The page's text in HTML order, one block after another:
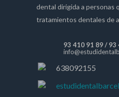
dental dirigida a personas
tratamientos dentales de
93 410 91 89/ 93
638092155